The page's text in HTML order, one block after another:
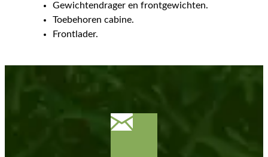
Gewichtendrager en frontgewichten.
Toebehoren cabine.
Frontlader.